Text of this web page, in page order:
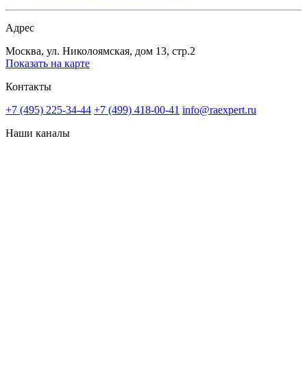
Адрес
Москва, ул. Николоямская, дом 13, стр.2
Показать на карте
Контакты
+7 (495) 225-34-44 +7 (499) 418-00-41 info@raexpert.ru
Наши каналы